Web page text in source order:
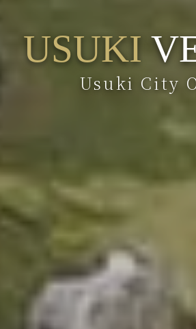
USUKI
Usuki City